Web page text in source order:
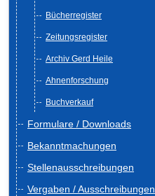
Bücherregister
Zeitungsregister
Archiv Gerd Heile
Ahnenforschung
Buchverkauf
Formulare / Downloads
Bekanntmachungen
Stellenausschreibungen
Vergaben / Ausschreibungen